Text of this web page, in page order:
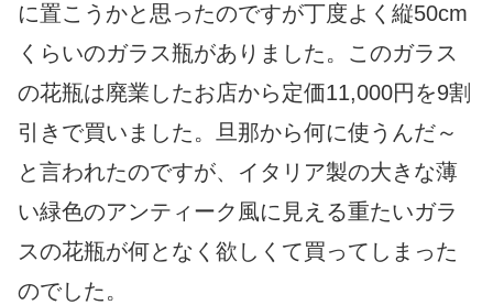
に置こうかと思ったのですが丁度よく縦50cm
くらいのガラス瓶がありました。このガラス
の花瓶は廃業したお店から定価11,000円を9割
引きで買いました。旦那から何に使うんだ～
と言われたのですが、イタリア製の大きな薄
い緑色のアンティーク風に見える重たいガラ
スの花瓶が何となく欲しくて買ってしまった
のでした。